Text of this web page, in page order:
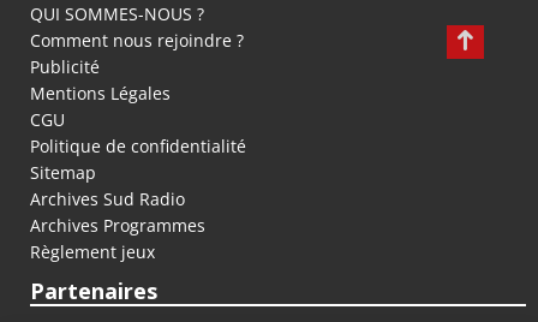
QUI SOMMES-NOUS ?
Comment nous rejoindre ?
Publicité
Mentions Légales
CGU
Politique de confidentialité
Sitemap
Archives Sud Radio
Archives Programmes
Règlement jeux
Partenaires